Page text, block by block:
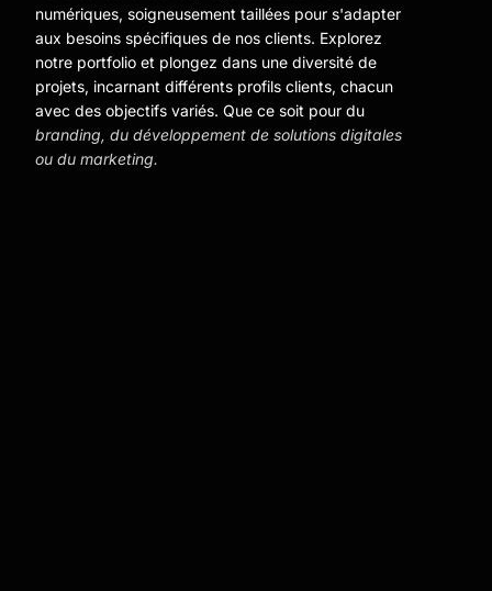
numériques, soigneusement taillées pour s'adapter
aux besoins spécifiques de nos clients. Explorez
notre portfolio et plongez dans une diversité de
projets, incarnant différents profils clients, chacun
avec des objectifs variés. Que ce soit pour du
branding, du développement de solutions digitales
ou du marketing.